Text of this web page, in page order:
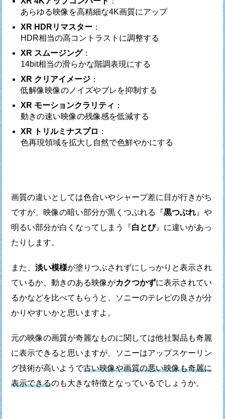
あらゆる映像を高精細な4K画質にアップ
XR HDRリマスター ：
HDR相当の高コントラストに調整する
XR スムージング：
14bit相当の滑らかな階調表現にする
XR クリアイメージ ：
低解像映像のノイズやブレを抑制する
XR モーションクラリティ ：
動きの速い映像の残像感を低減する
XR トリルミナスプロ ：
色再現領域を拡大し自然で色鮮やかにする
画質の違いとしては色合いやシャープ差に目が行きがち
ですが、 映像の暗い部分が黒くつぶれる『黒つぶれ』や
明るい部分が白くなってしまう『白とび』に違いがあっ
たりします。
また、 淡い模様が塗りつぶされずにしっかりと表示され
ているか、 動きのある映像がカクつかずに表示されてい
るかなどを比べてもらうと、
ソニーのテレビの良さが分
かりやすいかと思いますよ。
元の映像の画質が奇麗なものに関しては他社製品も奇麗
に表示できると思いますが、
ソニーはアップスケーリン
グ技術が高いようで古い映像や画質の悪い映像も奇麗に
表示できるのも大きな特徴となっているでしょうか。